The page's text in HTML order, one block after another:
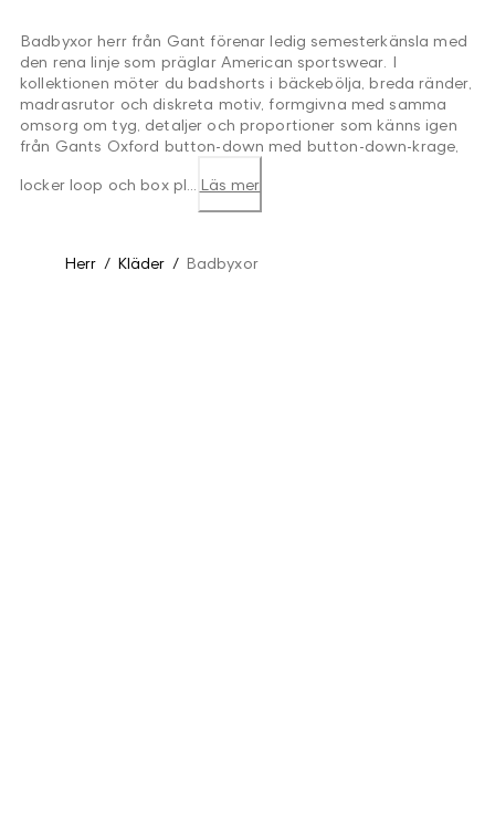
Badbyxor herr från Gant förenar ledig semesterkänsla med
den rena linje som präglar American sportswear. I
kollektionen möter du badshorts i bäckebölja, breda ränder,
madrasrutor och diskreta motiv, formgivna med samma
omsorg om tyg, detaljer och proportioner som känns igen
från Gants Oxford button-down med button-down-krage,
locker loop och box pl... Läs mer
Herr / Kläder / Badbyxor